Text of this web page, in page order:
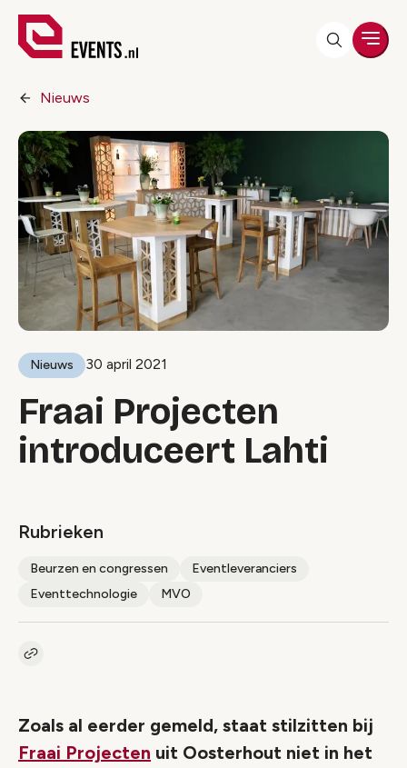
Nieuws
Nieuws 30 april 2021
Fraai Projecten
introduceert Lahti
Rubrieken
Beurzen en congressen
Eventleveranciers
Eventtechnologie
MVO
Kopieer link naar artikel
Zoals al eerder gemeld, staat stilzitten bij
Fraai Projecten uit Oosterhout niet in het